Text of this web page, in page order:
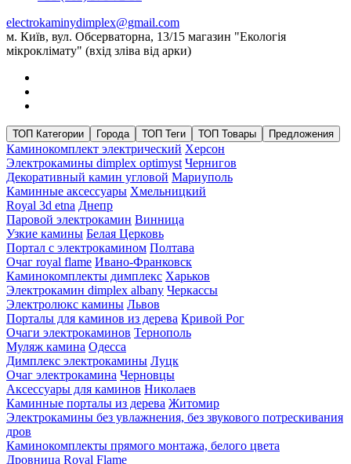
electrokaminydimplex@gmail.com
м. Київ, вул. Обсерваторна, 13/15 магазин "Екологія
мікроклімату" (вхід зліва від арки)
ТОП Категории Города ТОП Теги ТОП Товары Предложения
Каминокомплект электрический Херсон
Электрокамины dimplex optimyst Чернигов
Декоративный камин угловой Мариуполь
Каминные аксессуары Хмельницкий
Royal 3d etna Днепр
Паровой электрокамин Винница
Узкие камины Белая Церковь
Портал с электрокамином Полтава
Очаг royal flame Ивано-Франковск
Каминокомплекты димплекс Харьков
Электрокамин dimplex albany Черкассы
Электролюкс камины Львов
Порталы для каминов из дерева Кривой Рог
Очаги электрокаминов Тернополь
Муляж камина Одесса
Димплекс электрокамины Луцк
Очаг электрокамина Черновцы
Аксессуары для каминов Николаев
Каминные порталы из дерева Житомир
Электрокамины без увлажнения, без звукового потрескивания
дров
Каминокомплекты прямого монтажа, белого цвета
Дровница Royal Flame